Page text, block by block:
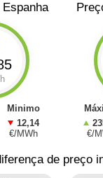
Minimo
12,14
€/MWh
€/
de preço